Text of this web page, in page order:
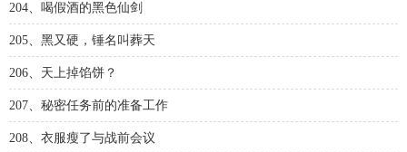
204、喝假酒的黑色仙剑
205、黑又硬，锤名叫葬天
206、天上掉馅饼？
207、秘密任务前的准备工作
208、衣服瘦了与战前会议